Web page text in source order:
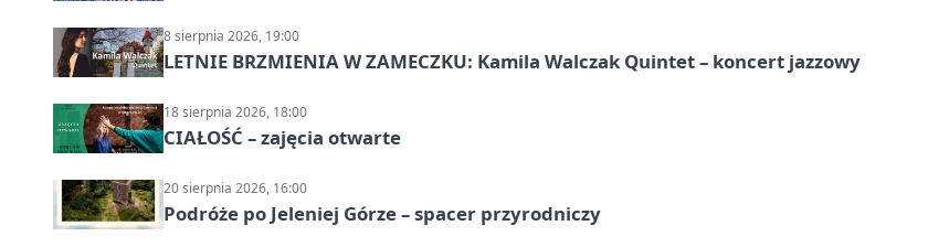
8 sierpnia 2026, 19:00
LETNIE BRZMIENIA W ZAMECZKU: Kamila Walczak Quintet – koncert jazzowy
18 sierpnia 2026, 18:00
CIAŁOŚĆ – zajęcia otwarte
20 sierpnia 2026, 16:00
Podróże po Jeleniej Górze – spacer przyrodniczy